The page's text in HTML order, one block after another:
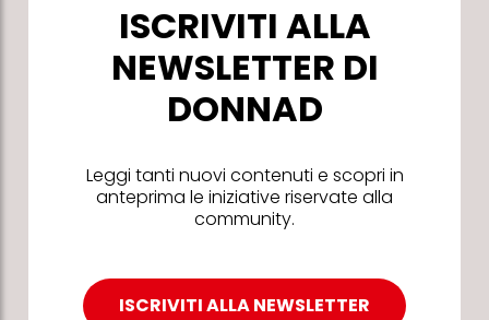
ISCRIVITI ALLA
NEWSLETTER DI
DONNAD
Leggi tanti nuovi contenuti e scopri in
anteprima le iniziative riservate alla
community.
ISCRIVITI ALLA NEWSLETTER